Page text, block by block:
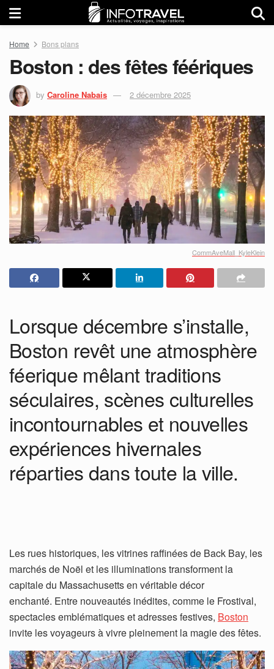
Home Bons plans
Boston : des fêtes féériques
by Caroline Nabais 2 décembre 2025
CommAveMall_KyleKlein
Lorsque décembre s’installe,
Boston revêt une atmosphère
féerique mêlant traditions
séculaires, scènes culturelles
incontournables et nouvelles
expériences hivernales
réparties dans toute la ville.
Les rues historiques, les vitrines raffinées de Back Bay, les
marchés de Noël et les illuminations transforment la
capitale du Massachusetts en véritable décor
enchanté. Entre nouveautés inédites, comme le Frostival,
spectacles emblématiques et adresses festives, Boston
invite les voyageurs à vivre pleinement la magie des fêtes.